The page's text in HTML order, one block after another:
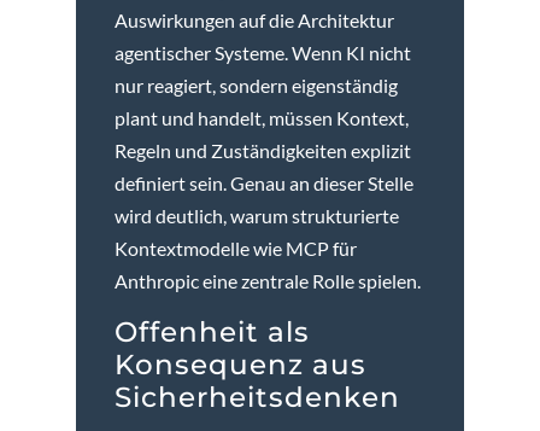
Auswirkungen auf die Architektur
agentischer Systeme. Wenn KI nicht
nur reagiert, sondern eigenständig
plant und handelt, müssen Kontext,
Regeln und Zuständigkeiten explizit
definiert sein. Genau an dieser Stelle
wird deutlich, warum strukturierte
Kontextmodelle wie MCP für
Anthropic eine zentrale Rolle spielen.
Offenheit als
Konsequenz aus
Sicherheitsdenken